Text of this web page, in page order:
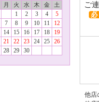
月 火 水 木 金
土
1
2 3 4
5
7 8 9 10 11
12
14 15 16 17 18
19
21 22 23 24 25
26
28 29 30
ご
必
他店